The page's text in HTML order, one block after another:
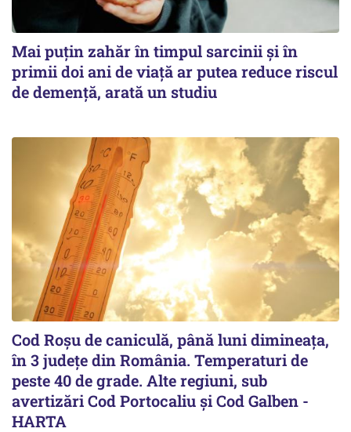
Mai puțin zahăr în timpul sarcinii și în
primii doi ani de viață ar putea reduce riscul
de demență, arată un studiu
Cod Roşu de caniculă, până luni dimineaţa,
în 3 județe din România. Temperaturi de
peste 40 de grade. Alte regiuni, sub
avertizări Cod Portocaliu și Cod Galben -
HARTA